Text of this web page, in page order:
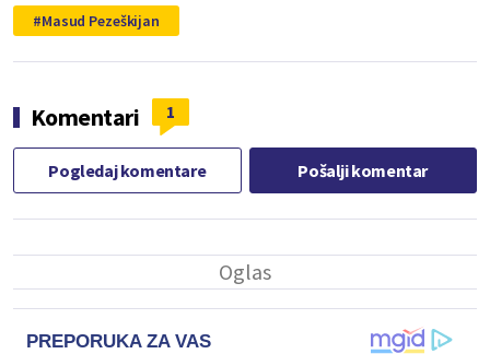
Masud Pezeškijan
Komentari 1
Pogledaj komentare Pošalji komentar
PREPORUKA ZA VAS